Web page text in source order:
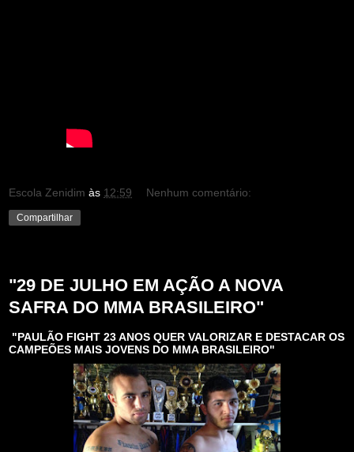
Escola Zenidim às 12:59 Nenhum comentário:
Compartilhar
"29 DE JULHO EM AÇÃO A NOVA
SAFRA DO MMA BRASILEIRO"
"PAULÃO FIGHT 23 ANOS QUER VALORIZAR E DESTACAR OS
CAMPEÕES MAIS JOVENS DO MMA BRASILEIRO"